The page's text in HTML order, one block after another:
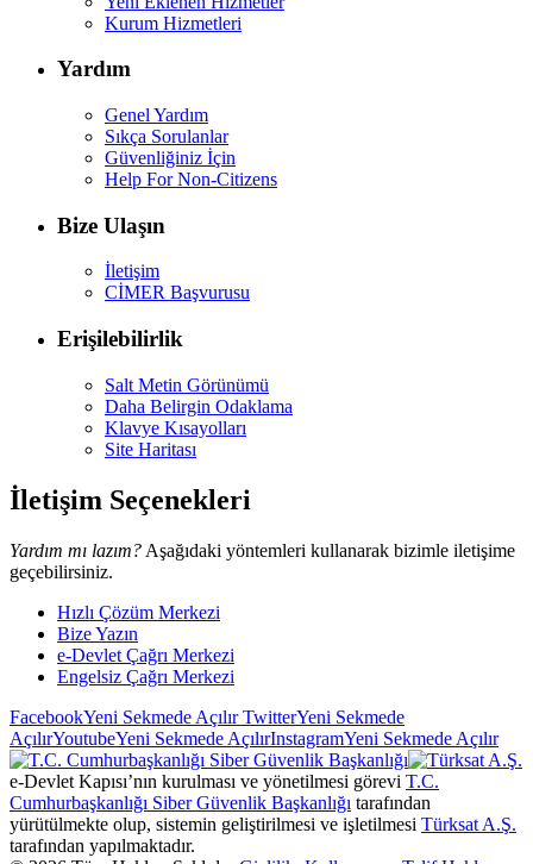
Kurum Hizmetleri
Yardım
Genel Yardım
Sıkça Sorulanlar
Güvenliğiniz İçin
Help For Non-Citizens
Bize Ulaşın
İletişim
CİMER Başvurusu
Erişilebilirlik
Salt Metin Görünümü
Daha Belirgin Odaklama
Klavye Kısayolları
Site Haritası
İletişim Seçenekleri
Yardım mı lazım? Aşağıdaki yöntemleri kullanarak bizimle iletişime
geçebilirsiniz.
Hızlı Çözüm Merkezi
Bize Yazın
e-Devlet Çağrı Merkezi
Engelsiz Çağrı Merkezi
FacebookYeni Sekmede AçılırTwitterYeni Sekmede
AçılırYoutubeYeni Sekmede AçılırInstagramYeni Sekmede Açılır
e-Devlet Kapısı’nın kurulması ve yönetilmesi görevi T.C.
Cumhurbaşkanlığı Siber Güvenlik Başkanlığı tarafından
yürütülmekte olup, sistemin geliştirilmesi ve işletilmesi Türksat A.Ş.
tarafından yapılmaktadır.